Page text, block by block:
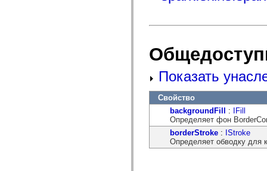
Показать
Свойство
backgroundFill : IFill
Определяет фон
borderStroke : IStroke
Определяет обводку для